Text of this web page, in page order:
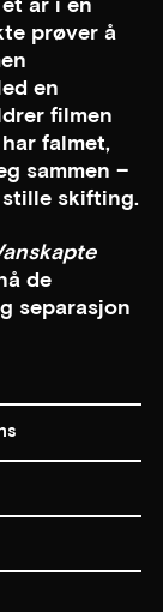
prøver å
en
filmen
falmet,
sammen –
skifting.
de
separasjon